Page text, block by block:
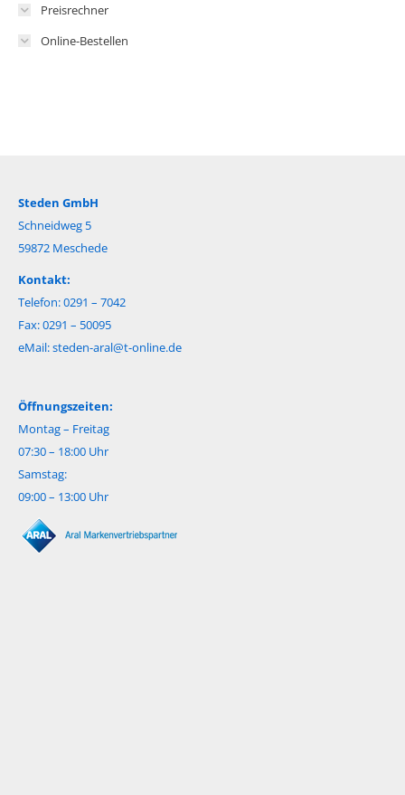
Preisrechner
Online-Bestellen
Steden GmbH
Schneidweg 5
59872 Meschede
Kontakt:
Telefon: 0291 – 7042
Fax: 0291 – 50095
eMail:steden-aral@t-online.de
Öffnungszeiten:
Montag – Freitag
07:30 – 18:00 Uhr
Samstag:
09:00 – 13:00 Uhr